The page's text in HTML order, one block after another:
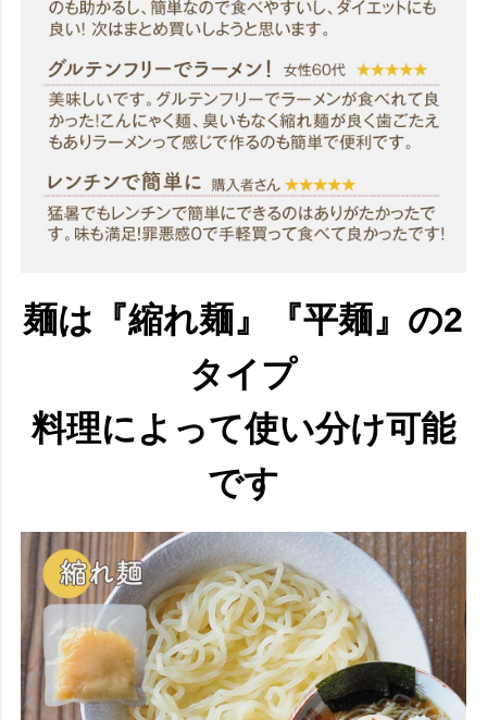
麺は『縮れ麺』『平麺』の2
タイプ
料理によって使い分け可能
です